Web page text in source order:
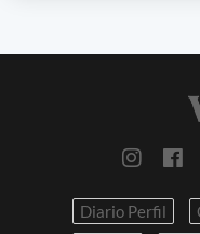
Diario Perfil